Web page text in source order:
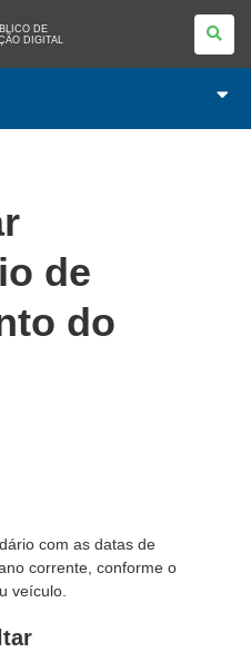
DE
DIGITAL
de
do
com as datas de
corrente, conforme o
veículo.